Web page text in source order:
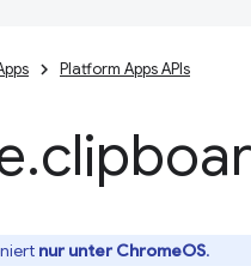
Platform Apps APIs
.
nur unter ChromeOS.